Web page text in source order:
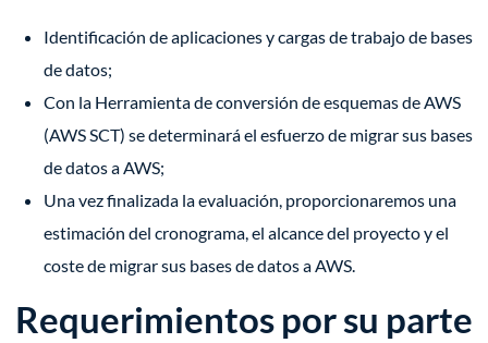
Identificación de aplicaciones y cargas de trabajo de bases
de datos;
Con la Herramienta de conversión de esquemas de AWS
(AWS SCT) se determinará el esfuerzo de migrar sus bases
de datos a AWS;
Una vez finalizada la evaluación, proporcionaremos una
estimación del cronograma, el alcance del proyecto y el
coste de migrar sus bases de datos a AWS.
Requerimientos por su parte